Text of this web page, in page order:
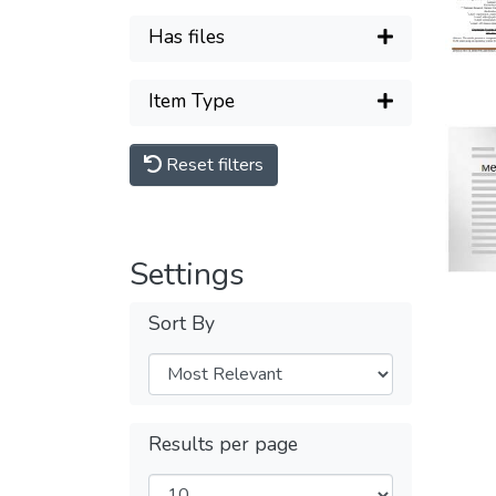
Has files
Item Type
Reset filters
Settings
Sort By
Results per page